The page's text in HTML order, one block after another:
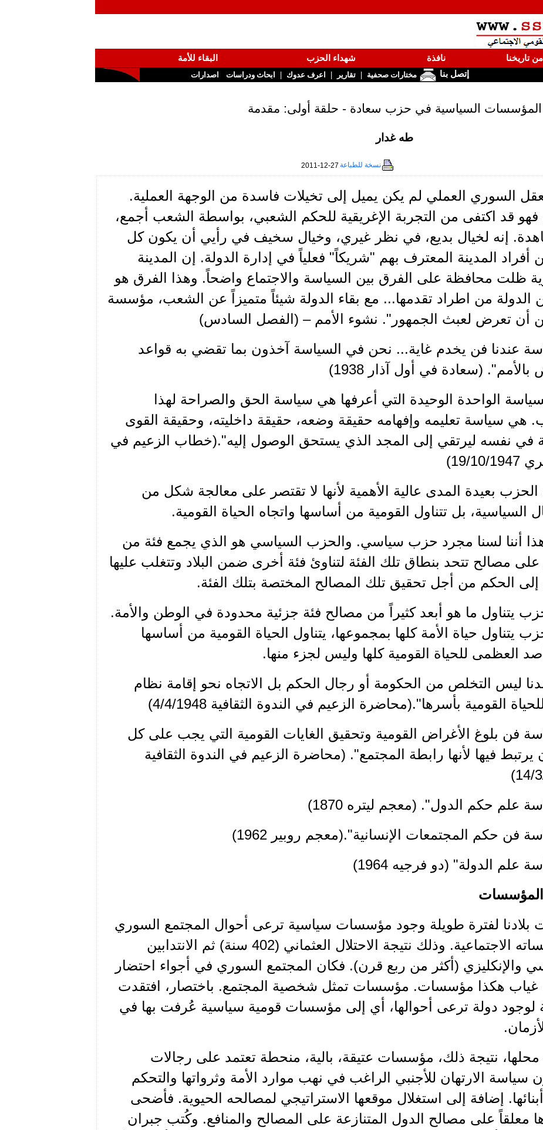
من تاريخنا نافذة شهداء الحزب
البقاء للأمة
إتصل بنا مختارات صحفية | تقارير | اعرف عدوك | ابحاث ودراسات اصدارات
المؤسسات السياسية في حزب سعادة - حلقة أولى: مقدمة
طه غدار
نسخة للطباعة 2011-12-27
السوري العملي لم يكن يميل إلى تخيلات فاسدة من الوجهة العملية.
فهو قد اكتفى من التجربة الإغريقية للحكم الشعبي، بواسطة الشعب أجمع،
إنه لخيال بديع، في نظر غيري، وخيال سخيف في رأيي أن يكون كل
أفراد المدينة المعترف بهم "شريكاً" فعلياً في إدارة الدولة. إن المدينة
ظلت محافظة على الفرق بين السياسة والاجتماع واضحاً. وهذا الفرق هو
الدولة من اطراد تقدمها... مع بقاء الدولة شيئاً متميزاً عن الشعب، مؤسسة
أن تعرض لعبث الجمهور". نشوء الأمم – (الفصل السادس)
عندنا فن يخدم غاية... نحن في السياسة آخذون بما تقضي به قواعد
بالأمم". (سعادة في أول آذار 1938)
الواحدة الوحيدة التي أعرفها هي سياسة الحق والصراحة لهذا
هي سياسة تعليمه وإفهامه حقيقة وضعه، حقيقة داخليته، وحقيقة القوى
في نفسه ليرتقي إلى المجد الذي يستحق الوصول إليه".(خطاب الزعيم في
1947)
الحزب بعيدة المدى عالية الأهمية لأنها لا تقتصر على معالجة شكل من
السياسية، بل تتناول القومية من أساسها واتجاه الحياة القومية.
أننا لسنا مجرد حزب سياسي. والحزب السياسي هو الذي يجمع فئة من
على مصالح تتحد بنطاق تلك الفئة لتناوئ فئة أخرى ضمن البلاد وتتغلب عليها
الحكم من أجل تحقيق تلك المصالح المختصة بتلك الفئة.
يتناول ما هو أبعد كثيراً من مصالح فئة جزئية محدودة في الوطن والأمة.
يتناول حياة الأمة كلها بمجموعها، يتناول الحياة القومية من أساسها
العظمى للحياة القومية كلها وليس لجزء منها.
ليس التخلص من الحكومة أو رجال الحكم بل الاتجاه نحو إقامة نظام
القومية بأسرها".(محاضرة الزعيم في الندوة الثقافية 4/4/1948)
فن بلوغ الأغراض القومية وتحقيق الغايات القومية التي يجب على كل
يرتبط فيها لأنها رابطة المجتمع". (محاضرة الزعيم في الندوة الثقافية
14/
علم حكم الدول". (معجم ليتره 1870)
فن حكم المجتمعات الإنسانية".(معجم روبير 1962)
علم الدولة" (دو فرجيه 1964)
بلادنا لفترة طويلة وجود مؤسسات سياسية ترعى أحوال المجتمع السوري
ومؤسساته الاجتماعية. وذلك نتيجة الاحتلال العثماني (402 سنة) ثم الانتدابين
والإنكليزي (أكثر من ربع قرن). فكان المجتمع السوري في أجواء احتضار
هكذا مؤسسات. مؤسسات تمثل شخصية المجتمع. باختصار، افتقدت
لوجود دولة ترعى أحوالها، أي إلى مؤسسات قومية سياسية عُرفت بها في
محلها، نتيجة ذلك، مؤسسات عتيقة، بالية، منحطة تعتمد على رجالات
سياسة الارتهان للأجنبي الراغب في نهب موارد الأمة وثرواتها والتحكم
إضافة إلى استغلال موقعها الاستراتيجي لمصالحه الحيوية. فأضحى
معلقاً على مصالح الدول المتنازعة على المصالح والمنافع. وكُتب جبران